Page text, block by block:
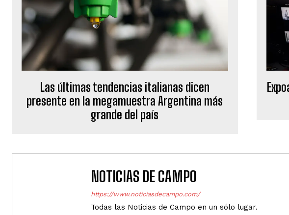
Las últimas tendencias italianas dicen
presente en la megamuestra Argentina más
grande del país
NOTICIAS DE CAMPO
https://www.noticiasdecampo.com/
Todas las Noticias de Campo en un sólo lugar.